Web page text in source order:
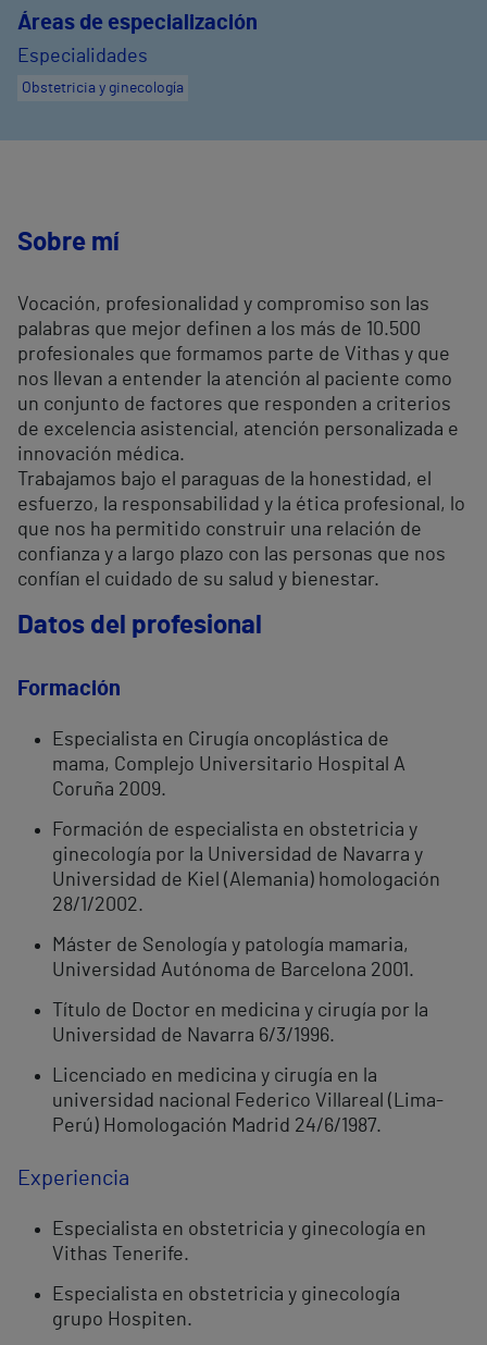
Áreas de especialización
Especialidades
Obstetricia y ginecología
Sobre mí
Vocación, profesionalidad y compromiso son las
palabras que mejor definen a los más de 10.500
profesionales que formamos parte de Vithas y que
nos llevan a entender la atención al paciente como
un conjunto de factores que responden a criterios
de excelencia asistencial, atención personalizada e
innovación médica.
Trabajamos bajo el paraguas de la honestidad, el
esfuerzo, la responsabilidad y la ética profesional, lo
que nos ha permitido construir una relación de
confianza y a largo plazo con las personas que nos
confían el cuidado de su salud y bienestar.
Datos del profesional
Formación
Especialista en Cirugía oncoplástica de
mama, Complejo Universitario Hospital A
Coruña 2009.
Formación de especialista en obstetricia y
ginecología por la Universidad de Navarra y
Universidad de Kiel (Alemania) homologación
28/1/2002.
Máster de Senología y patología mamaria,
Universidad Autónoma de Barcelona 2001.
Título de Doctor en medicina y cirugía por la
Universidad de Navarra 6/3/1996.
Licenciado en medicina y cirugía en la
universidad nacional Federico Villareal (Lima-
Perú) Homologación Madrid 24/6/1987.
Experiencia
Especialista en obstetricia y ginecología en
Vithas Tenerife.
Especialista en obstetricia y ginecología
grupo Hospiten.